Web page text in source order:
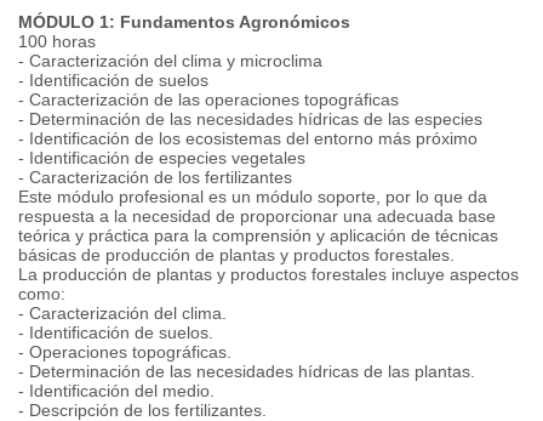
MÓDULO 1: Fundamentos Agronómicos
100 horas
- Caracterización del clima y microclima
- Identificación de suelos
- Caracterización de las operaciones topográficas
- Determinación de las necesidades hídricas de las especies
- Identificación de los ecosistemas del entorno más próximo
- Identificación de especies vegetales
- Caracterización de los fertilizantes
Este módulo profesional es un módulo soporte, por lo que da
respuesta a la necesidad de proporcionar una adecuada base
teórica y práctica para la comprensión y aplicación de técnicas
básicas de producción de plantas y productos forestales.
La producción de plantas y productos forestales incluye aspectos
como:
- Caracterización del clima.
- Identificación de suelos.
- Operaciones topográficas.
- Determinación de las necesidades hídricas de las plantas.
- Identificación del medio.
- Descripción de los fertilizantes.